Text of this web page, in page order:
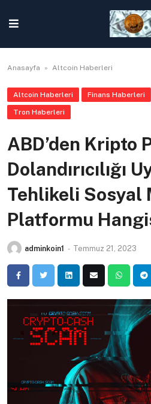
content
Anasayfa » Altcoin Haberleri
Altcoin Haberleri Finans Haberleri
Tron Haberleri
ABD’den Kripto
Dolandırıcılığı
Tehlikeli Sosyal
Platformu
adminkoin1 - Temmuz 21, 2023